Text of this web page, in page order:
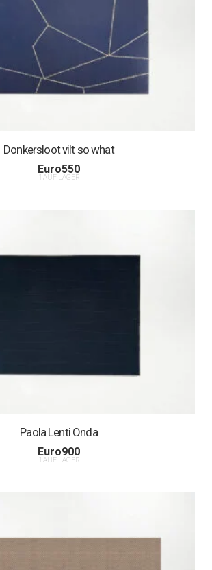
Donkersloot vilt so what
Euro550
1 AUF LAGER
Paola Lenti Onda
Euro900
1 AUF LAGER